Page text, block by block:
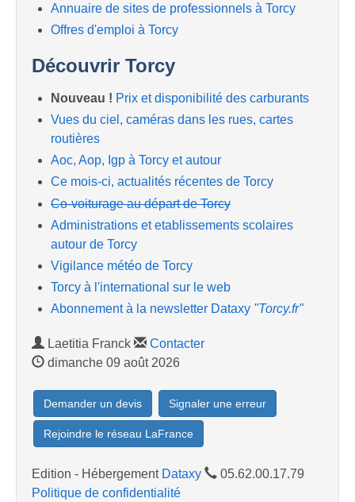
Annuaire de sites de professionnels à Torcy
Offres d'emploi à Torcy
Découvrir Torcy
Nouveau ! Prix et disponibilité des carburants
Vues du ciel, caméras dans les rues, cartes
routières
Aoc, Aop, Igp à Torcy et autour
Ce mois-ci, actualités récentes de Torcy
Co-voiturage au départ de Torcy
Administrations et etablissements scolaires
autour de Torcy
Vigilance météo de Torcy
Torcy à l'international sur le web
Abonnement à la newsletter Dataxy "Torcy.fr"
Laetitia Franck
Contacter
dimanche 09 août 2026
Demander un devis Signaler une erreur
Rejoindre le réseau LaFrance
Edition - Hébergement Dataxy
05.62.00.17.79
Politique de confidentialité